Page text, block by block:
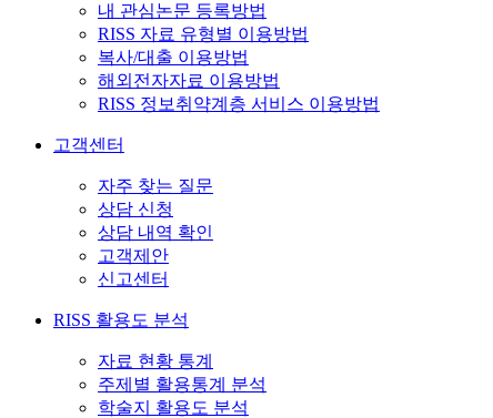
내 관심논문 등록방법
RISS 자료 유형별 이용방법
복사/대출 이용방법
해외전자자료 이용방법
RISS 정보취약계층 서비스 이용방법
고객센터
자주 찾는 질문
상담 신청
상담 내역 확인
고객제안
신고센터
RISS 활용도 분석
자료 현황 통계
주제별 활용통계 분석
학술지 활용도 분석